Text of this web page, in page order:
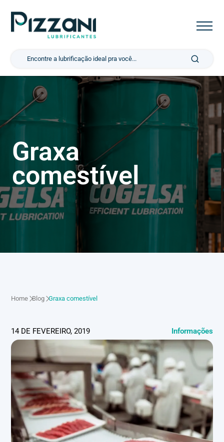
Graxa
comestível
Home Blog Graxa comestível
14 DE FEVEREIRO, 2019 Informações